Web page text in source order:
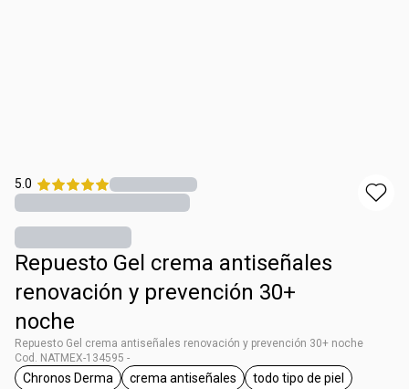
5.0
Repuesto Gel crema antiseñales
renovación y prevención 30+
noche
Repuesto Gel crema antiseñales renovación y prevención 30+ noche
Cod. NATMEX-134595 -
etiqueta Chronos Derma
Chronos Derma
etiqueta crema antiseñales
crema antiseñales
etiqueta todo tipo
todo tipo de piel